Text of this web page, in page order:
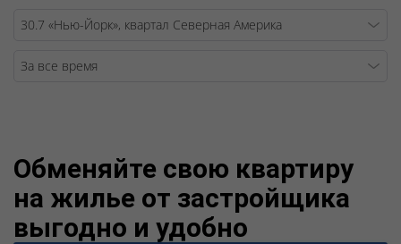
Обменяйте свою квартиру
на жилье от застройщика
выгодно и удобно